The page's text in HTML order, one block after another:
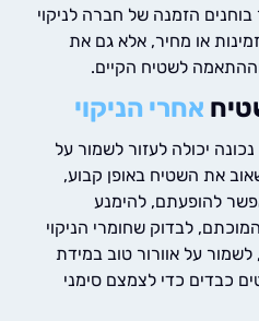
של חברה לניקוי
מחיר, אלא גם את
לשטיח הקיים.
הניקוי
לעזור לשמור על
באופן קבוע,
להימנע
שחומרי הניקוי
אוורור טוב במידת
כדי לצמצם סימני